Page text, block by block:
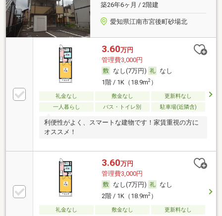
築26年6ヶ月 / 2階建
愛知県江南市宮後町砂場北
3.60万円
管理費3,000円
なし(7万円)
なし
1階 / 1K（18.9m2）
礼金なし 敷金なし
更新料なし
一人暮らし
バス・トイレ別 駐車場(近隣含)
利便性がよく、スマートな建物です！家賃重視の方に
オススメ！
3.60万円
管理費3,000円
なし(7万円)
なし
2階 / 1K（18.9m2）
礼金なし 敷金なし 更新料なし